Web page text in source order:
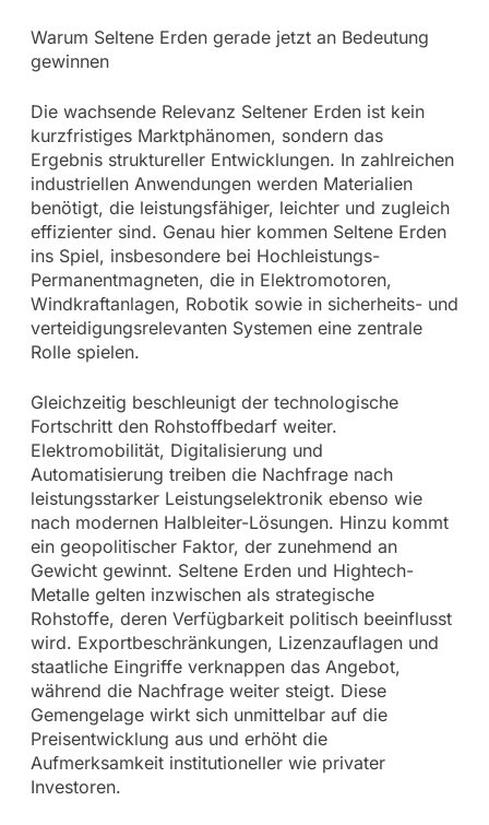
Warum Seltene Erden gerade jetzt an Bedeutung
gewinnen
Die wachsende Relevanz Seltener Erden ist kein
kurzfristiges Marktphänomen, sondern das
Ergebnis struktureller Entwicklungen. In zahlreichen
industriellen Anwendungen werden Materialien
benötigt, die leistungsfähiger, leichter und zugleich
effizienter sind. Genau hier kommen Seltene Erden
ins Spiel, insbesondere bei Hochleistungs-
Permanentmagneten, die in Elektromotoren,
Windkraftanlagen, Robotik sowie in sicherheits- und
verteidigungsrelevanten Systemen eine zentrale
Rolle spielen.
Gleichzeitig beschleunigt der technologische
Fortschritt den Rohstoffbedarf weiter.
Elektromobilität, Digitalisierung und
Automatisierung treiben die Nachfrage nach
leistungsstarker Leistungselektronik ebenso wie
nach modernen Halbleiter-Lösungen. Hinzu kommt
ein geopolitischer Faktor, der zunehmend an
Gewicht gewinnt. Seltene Erden und Hightech-
Metalle gelten inzwischen als strategische
Rohstoffe, deren Verfügbarkeit politisch beeinflusst
wird. Exportbeschränkungen, Lizenzauflagen und
staatliche Eingriffe verknappen das Angebot,
während die Nachfrage weiter steigt. Diese
Gemengelage wirkt sich unmittelbar auf die
Preisentwicklung aus und erhöht die
Aufmerksamkeit institutioneller wie privater
Investoren.